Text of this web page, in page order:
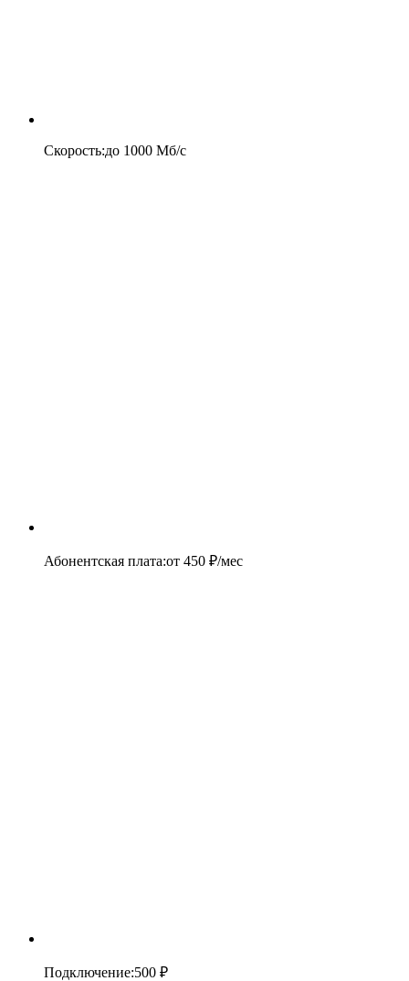
Скорость:до 1000 Мб/c
Абонентская плата:от 450 ₽/мес
Подключение:500 ₽